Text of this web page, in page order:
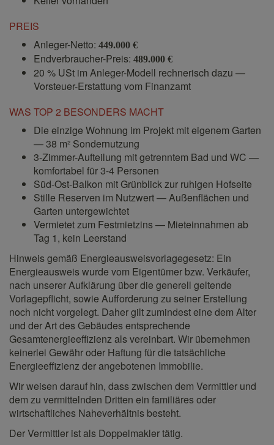
PREIS
Anleger-Netto: 449.000 €
Endverbraucher-Preis: 489.000 €
20 % USt im Anleger-Modell rechnerisch dazu —
Vorsteuer-Erstattung vom Finanzamt
WAS TOP 2 BESONDERS MACHT
Die einzige Wohnung im Projekt mit eigenem Garten
— 38 m² Sondernutzung
3-Zimmer-Aufteilung mit getrenntem Bad und WC —
komfortabel für 3-4 Personen
Süd-Ost-Balkon mit Grünblick zur ruhigen Hofseite
Stille Reserven im Nutzwert — Außenflächen und
Garten untergewichtet
Vermietet zum Festmietzins — Mieteinnahmen ab
Tag 1, kein Leerstand
Hinweis gemäß Energieausweisvorlagegesetz: Ein
Energieausweis wurde vom Eigentümer bzw. Verkäufer,
nach unserer Aufklärung über die generell geltende
Vorlagepflicht, sowie Aufforderung zu seiner Erstellung
noch nicht vorgelegt. Daher gilt zumindest eine dem Alter
und der Art des Gebäudes entsprechende
Gesamtenergieeffizienz als vereinbart. Wir übernehmen
keinerlei Gewähr oder Haftung für die tatsächliche
Energieeffizienz der angebotenen Immobilie.
Wir weisen darauf hin, dass zwischen dem Vermittler und
dem zu vermittelnden Dritten ein familiäres oder
wirtschaftliches Naheverhältnis besteht.
Der Vermittler ist als Doppelmakler tätig.